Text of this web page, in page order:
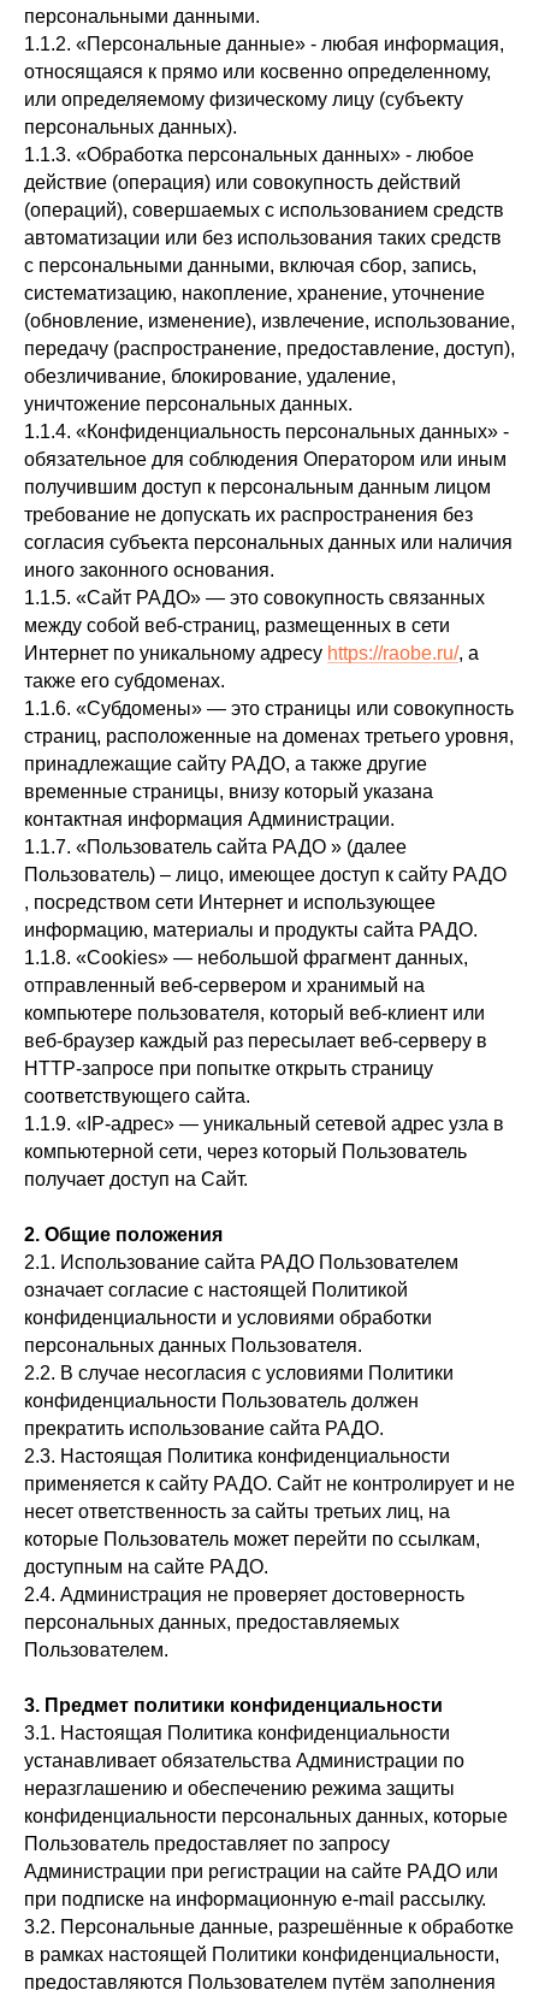
персональными данными.
1.1.2. «Персональные данные» - любая информация,
относящаяся к прямо или косвенно определенному,
или определяемому физическому лицу (субъекту
персональных данных).
1.1.3. «Обработка персональных данных» - любое
действие (операция) или совокупность действий
(операций), совершаемых с использованием средств
автоматизации или без использования таких средств
с персональными данными, включая сбор, запись,
систематизацию, накопление, хранение, уточнение
(обновление, изменение), извлечение, использование,
передачу (распространение, предоставление, доступ),
обезличивание, блокирование, удаление,
уничтожение персональных данных.
1.1.4. «Конфиденциальность персональных данных» -
обязательное для соблюдения Оператором или иным
получившим доступ к персональным данным лицом
требование не допускать их распространения без
согласия субъекта персональных данных или наличия
иного законного основания.
1.1.5. «Сайт РАДО» — это совокупность связанных
между собой веб-страниц, размещенных в сети
Интернет по уникальному адресу https://raobe.ru/, а
также его субдоменах.
1.1.6. «Субдомены» — это страницы или совокупность
страниц, расположенные на доменах третьего уровня,
принадлежащие сайту РАДО, а также другие
временные страницы, внизу который указана
контактная информация Администрации.
1.1.7. «Пользователь сайта РАДО » (далее
Пользователь) – лицо, имеющее доступ к сайту РАДО
, посредством сети Интернет и использующее
информацию, материалы и продукты сайта РАДО.
1.1.8. «Cookies» — небольшой фрагмент данных,
отправленный веб-сервером и хранимый на
компьютере пользователя, который веб-клиент или
веб-браузер каждый раз пересылает веб-серверу в
HTTP-запросе при попытке открыть страницу
соответствующего сайта.
1.1.9. «IP-адрес» — уникальный сетевой адрес узла в
компьютерной сети, через который Пользователь
получает доступ на Сайт.
2. Общие положения
2.1. Использование сайта РАДО Пользователем
означает согласие с настоящей Политикой
конфиденциальности и условиями обработки
персональных данных Пользователя.
2.2. В случае несогласия с условиями Политики
конфиденциальности Пользователь должен
прекратить использование сайта РАДО.
2.3. Настоящая Политика конфиденциальности
применяется к сайту РАДО. Сайт не контролирует и не
несет ответственность за сайты третьих лиц, на
которые Пользователь может перейти по ссылкам,
доступным на сайте РАДО.
2.4. Администрация не проверяет достоверность
персональных данных, предоставляемых
Пользователем.
3. Предмет политики конфиденциальности
3.1. Настоящая Политика конфиденциальности
устанавливает обязательства Администрации по
неразглашению и обеспечению режима защиты
конфиденциальности персональных данных, которые
Пользователь предоставляет по запросу
Администрации при регистрации на сайте РАДО или
при подписке на информационную e-mail рассылку.
3.2. Персональные данные, разрешённые к обработке
в рамках настоящей Политики конфиденциальности,
предоставляются Пользователем путём заполнения